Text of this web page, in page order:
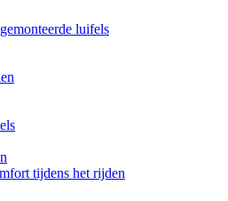
luifels
tijdens het rijden